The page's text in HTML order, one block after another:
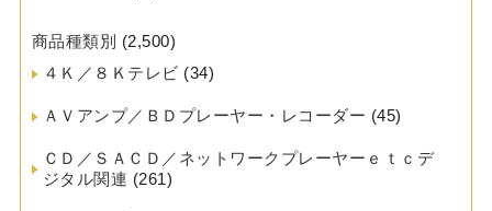
商品種類別 (2,500)
４Ｋ／８Ｋテレビ (34)
ＡＶアンプ／ＢＤプレーヤー・レコーダー (45)
ＣＤ／ＳＡＣＤ／ネットワークプレーヤーｅｔｃデ
ジタル関連 (261)